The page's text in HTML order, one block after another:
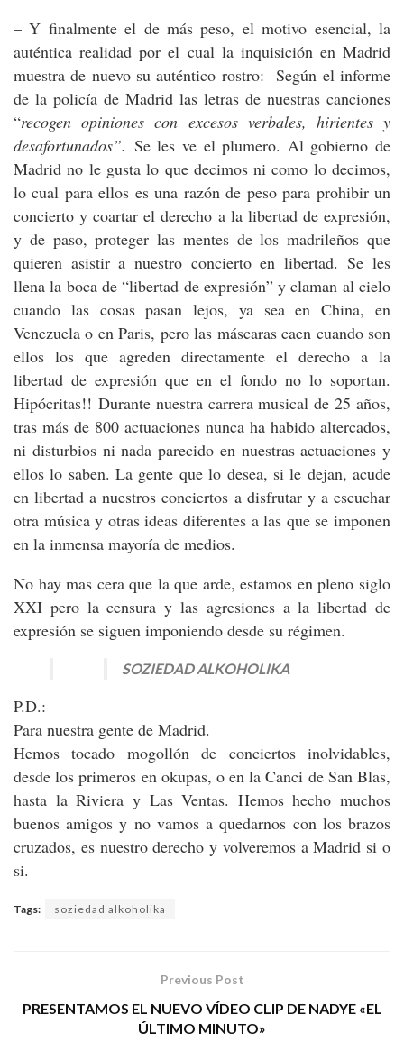
– Y finalmente el de más peso, el motivo esencial, la
auténtica realidad por el cual la inquisición en Madrid
muestra de nuevo su auténtico rostro: Según el informe
de la policía de Madrid las letras de nuestras canciones
“recogen opiniones con excesos verbales, hirientes y
desafortunados”. Se les ve el plumero. Al gobierno de
Madrid no le gusta lo que decimos ni como lo decimos,
lo cual para ellos es una razón de peso para prohibir un
concierto y coartar el derecho a la libertad de expresión,
y de paso, proteger las mentes de los madrileños que
quieren asistir a nuestro concierto en libertad. Se les
llena la boca de “libertad de expresión” y claman al cielo
cuando las cosas pasan lejos, ya sea en China, en
Venezuela o en Paris, pero las máscaras caen cuando son
ellos los que agreden directamente el derecho a la
libertad de expresión que en el fondo no lo soportan.
Hipócritas!! Durante nuestra carrera musical de 25 años,
tras más de 800 actuaciones nunca ha habido altercados,
ni disturbios ni nada parecido en nuestras actuaciones y
ellos lo saben. La gente que lo desea, si le dejan, acude
en libertad a nuestros conciertos a disfrutar y a escuchar
otra música y otras ideas diferentes a las que se imponen
en la inmensa mayoría de medios.
No hay mas cera que la que arde, estamos en pleno siglo
XXI pero la censura y las agresiones a la libertad de
expresión se siguen imponiendo desde su régimen.
SOZIEDAD ALKOHOLIKA
P.D.:
Para nuestra gente de Madrid.
Hemos tocado mogollón de conciertos inolvidables,
desde los primeros en okupas, o en la Canci de San Blas,
hasta la Riviera y Las Ventas. Hemos hecho muchos
buenos amigos y no vamos a quedarnos con los brazos
cruzados, es nuestro derecho y volveremos a Madrid si o
si.
Tags: soziedad alkoholika
Previous Post
PRESENTAMOS EL NUEVO VÍDEO CLIP DE NADYE «EL
ÚLTIMO MINUTO»